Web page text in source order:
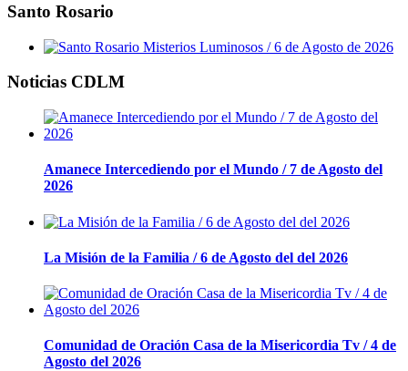
Santo Rosario
Noticias CDLM
Amanece Intercediendo por el Mundo / 7 de Agosto del
2026
La Misión de la Familia / 6 de Agosto del del 2026
Comunidad de Oración Casa de la Misericordia Tv / 4 de
Agosto del 2026